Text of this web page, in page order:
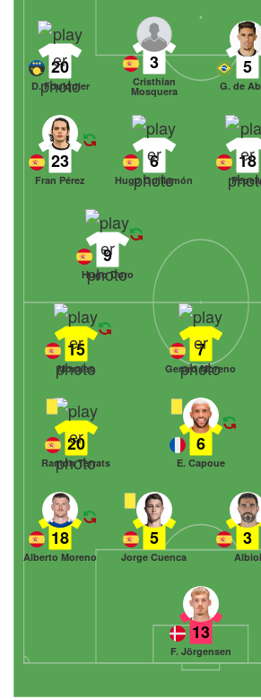
5
G. de
3
Cristhian
Mosquera
20
D. Foulquier
18
6
Hugo Guillamón
23
Fran Pérez
9
Hugo Duro
13
F. Jörgensen
18
Alberto Moreno
5
Jorge Cuenca
3
Albiol
20
Ramón Terrats
6
E. Capoue
15
Morales
7
Gerard Moreno